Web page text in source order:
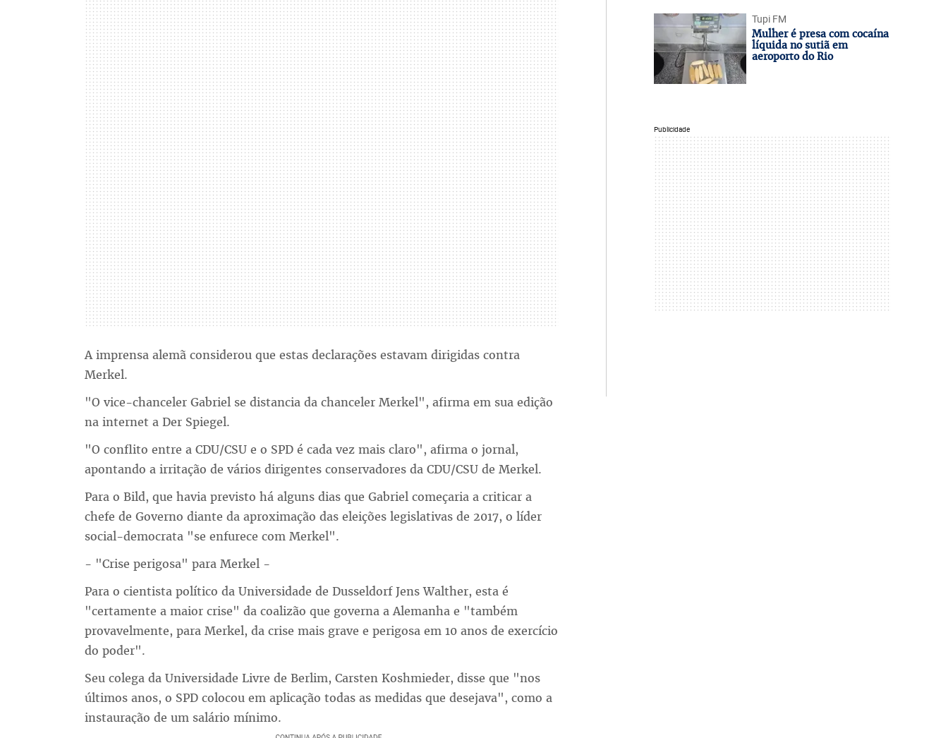
A imprensa alemã considerou que estas declarações estavam dirigidas contra
Merkel.
"O vice-chanceler Gabriel se distancia da chanceler Merkel", afirma em sua edição
na internet a Der Spiegel.
"O conflito entre a CDU/CSU e o SPD é cada vez mais claro", afirma o jornal,
apontando a irritação de vários dirigentes conservadores da CDU/CSU de Merkel.
Para o Bild, que havia previsto há alguns dias que Gabriel começaria a criticar a
chefe de Governo diante da aproximação das eleições legislativas de 2017, o líder
social-democrata "se enfurece com Merkel".
- "Crise perigosa" para Merkel -
Para o cientista político da Universidade de Dusseldorf Jens Walther, esta é
"certamente a maior crise" da coalizão que governa a Alemanha e "também
provavelmente, para Merkel, da crise mais grave e perigosa em 10 anos de exercício
do poder".
Seu colega da Universidade Livre de Berlim, Carsten Koshmieder, disse que "nos
últimos anos, o SPD colocou em aplicação todas as medidas que desejava", como a
instauração de um salário mínimo.
Tupi FM
Mulher é presa com cocaína
líquida no sutiã em
aeroporto do Rio
Publicidade